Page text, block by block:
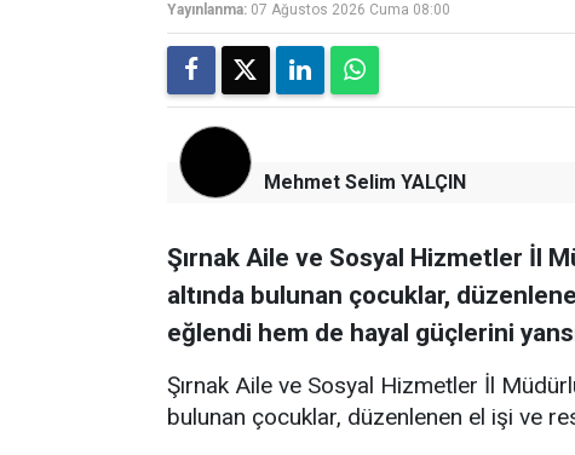
Yayınlanma: 07 Ağustos 2026 Cuma 08:00
Mehmet Selim YALÇIN
Şırnak Aile ve Sosyal Hizmetler İl
altında bulunan çocuklar,
eğlendi hem de hayal güçlerini
Şırnak Aile ve Sosyal Hizmetler İl
bulunan çocuklar, düzenlenen el işi ve